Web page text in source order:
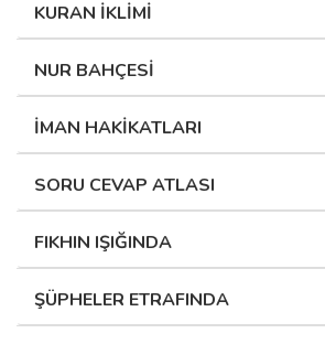
KURAN İKLİMİ
NUR BAHÇESİ
İMAN HAKİKATLARI
SORU CEVAP ATLASI
FIKHIN IŞIĞINDA
ŞÜPHELER ETRAFINDA